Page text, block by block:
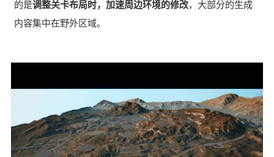
的是调整关卡布局时，加速周边环境的修改，大部分的生成
内容集中在野外区域。